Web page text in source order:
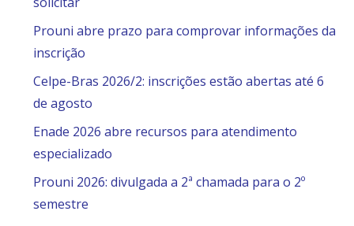
Prouni abre prazo para comprovar informações da
inscrição
Celpe-Bras 2026/2: inscrições estão abertas até 6
de agosto
Enade 2026 abre recursos para atendimento
especializado
Prouni 2026: divulgada a 2ª chamada para o 2º
semestre